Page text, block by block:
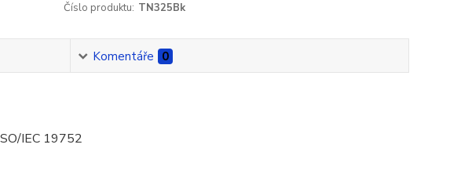
Číslo produktu: TN325Bk
Komentáře 0
IEC 19752